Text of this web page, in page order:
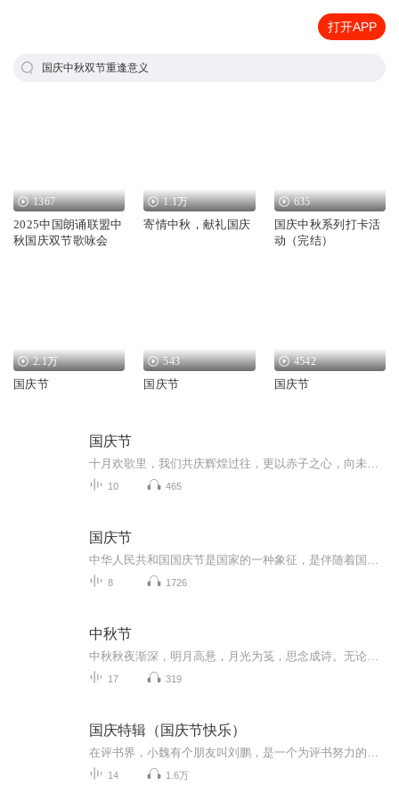
打开APP
国庆中秋双节重逢意义
1367
2025中国朗诵联盟中
秋国庆双节歌咏会
1.1万
寄情中秋，献礼国庆
635
国庆中秋系列打卡活
动（完结）
2.1万
国庆节
543
国庆节
4542
国庆节
国庆节
10 465
国庆节
8 1726
中秋节
17 319
国庆特辑（国庆节快乐）
14 1.6万